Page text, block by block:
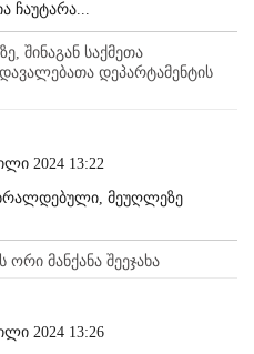
ჩაუტარა...
შინაგან საქმეთა
დეპარტამენტის
2024 13:22
მეუღლეზე
მანქანა შეეჯახა
2024 13:26